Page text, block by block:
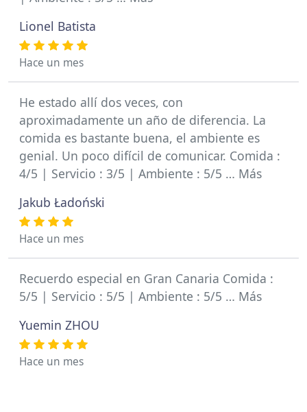
Lionel Batista
Hace un mes
He estado allí dos veces, con
aproximadamente un año de diferencia. La
comida es bastante buena, el ambiente es
genial. Un poco difícil de comunicar. Comida :
4/5 | Servicio : 3/5 | Ambiente : 5/5 … Más
Jakub Ładoński
Hace un mes
Recuerdo especial en Gran Canaria Comida :
5/5 | Servicio : 5/5 | Ambiente : 5/5 … Más
Yuemin ZHOU
Hace un mes